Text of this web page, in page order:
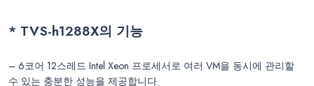
* TVS-h1288X의 기능
– 6코어 12스레드 Intel Xeon 프로세서로 여러 VM을 동시에 관리할
수 있는 충분한 성능을 제공합니다.